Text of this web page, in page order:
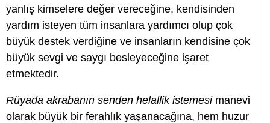
yanlış kimselere değer vereceğine, kendisinden
yardım isteyen tüm insanlara yardımcı olup çok
büyük destek verdiğine ve insanların kendisine çok
büyük sevgi ve saygı besleyeceğine işaret
etmektedir.
Rüyada akrabanın senden helallik istemesimanevi
olarak büyük bir ferahlık yaşanacağına, hem huzur